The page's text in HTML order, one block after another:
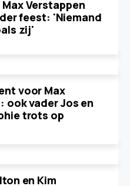
Verstappen
feest: 'Niemand
zij'
voor Max
ook vader Jos en
trots op
en Kim